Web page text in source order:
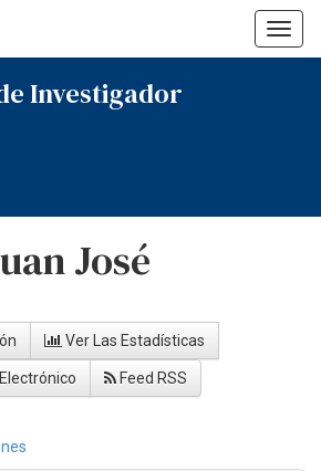
Investigador
José
Ver Las Estadísticas
Feed RSS